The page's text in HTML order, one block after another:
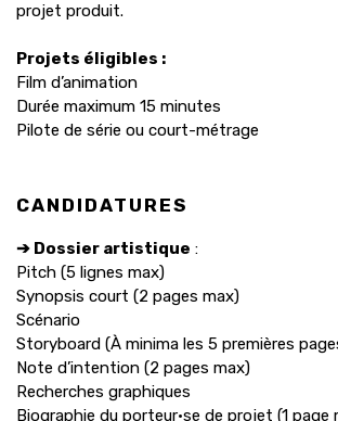
projet produit.
Projets éligibles :
Film d’animation
Durée maximum 15 minutes
Pilote de série ou court-métrage
CANDIDATURES
➔ Dossier artistique :
Pitch (5 lignes max)
Synopsis court (2 pages max)
Scénario
Storyboard (À minima les 5 premières
Note d’intention (2 pages max)
Recherches graphiques
Biographie du porteur·se de projet (1 page